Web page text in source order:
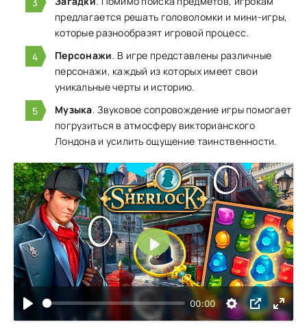
предлагается решать головоломки и мини-игры,
которые разнообразят игровой процесс.
Персонажи. В игре представлены различные
персонажи, каждый из которых имеет свои
уникальные черты и историю.
Музыка. Звуковое сопровождение игры помогает
погрузиться в атмосферу викторианского
Лондона и усилить ощущение таинственности.
00:00
Воспроизвести